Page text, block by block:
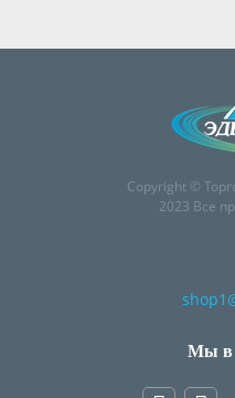
Copyright ©
2023 Все
Мы в